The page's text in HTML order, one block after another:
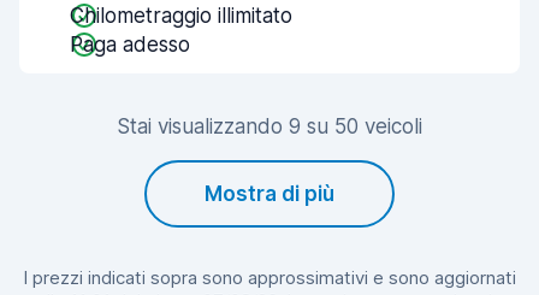
Chilometraggio illimitato
Paga adesso
Stai visualizzando 9 su 50 veicoli
Mostra di più
I prezzi indicati sopra sono approssimativi e sono aggiornati